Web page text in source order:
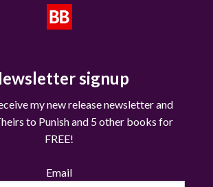
signup
my new release newsletter and
to Punish and 5 other books for
FREE!
Email